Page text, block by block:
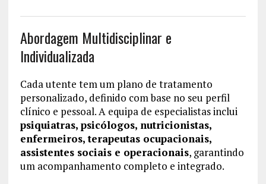
Abordagem Multidisciplinar e
Individualizada
Cada utente tem um plano de tratamento
personalizado, definido com base no seu perfil
clínico e pessoal. A equipa de especialistas inclui
psiquiatras, psicólogos, nutricionistas,
enfermeiros, terapeutas ocupacionais,
assistentes sociais e operacionais, garantindo
um acompanhamento completo e integrado.